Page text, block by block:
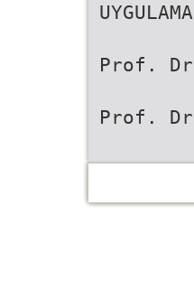
Prof. Dr.
Prof.